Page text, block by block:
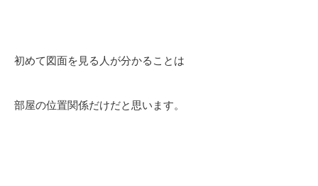
初めて図面を見る人が分かることは
部屋の位置関係だけだと思います。